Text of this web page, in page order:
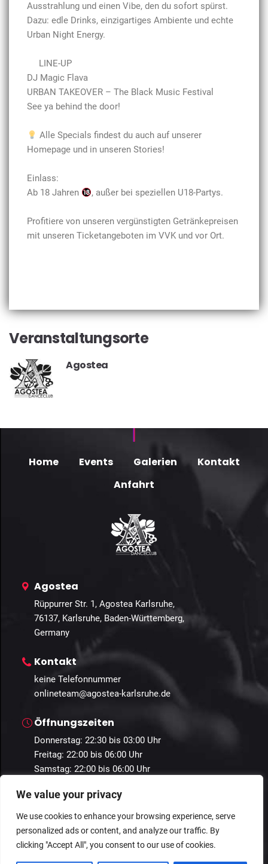
We value your privacy
We use cookies to enhance your browsing experience, serve
personalized ads or content, and analyze our traffic. By
clicking "Accept All", you consent to our use of cookies.
Ausstrahlung und einen Vibe, den du sofort spürst.
Dazu: edle Drinks, einzigartiges Ambiente und echte
Urban Night Energy.
LINE-UP
DJ Magic Flava
URBAN TAKEOVER – The Black Music Festival
See ya behind the door!
Alle Specials findest du auch auf unserer
Homepage und in unseren Stories!
Einlass:
Ab 18 Jahren
, außer bei speziellen U18-Partys.
Profitiere von unseren vergünstigten Getränkepreisen
mit unseren Ticketangeboten im VVK und vor Ort.
Veranstaltungsorte
Agostea
Home Events Galerien
Kontakt
Anfahrt
Agostea
Rüppurrer Str. 1, Agostea Karlsruhe,
76137, Karlsruhe, Baden-Württemberg,
Germany
Kontakt
keine Telefonnummer
onlineteam@agostea-karlsruhe.de
Öffnungszeiten
Donnerstag: 22:30 bis 03:00 Uhr
Freitag: 22:00 bis 06:00 Uhr
Samstag: 22:00 bis 06:00 Uhr
© 2024 Guestastic. Alle Rechte vorbehalten.